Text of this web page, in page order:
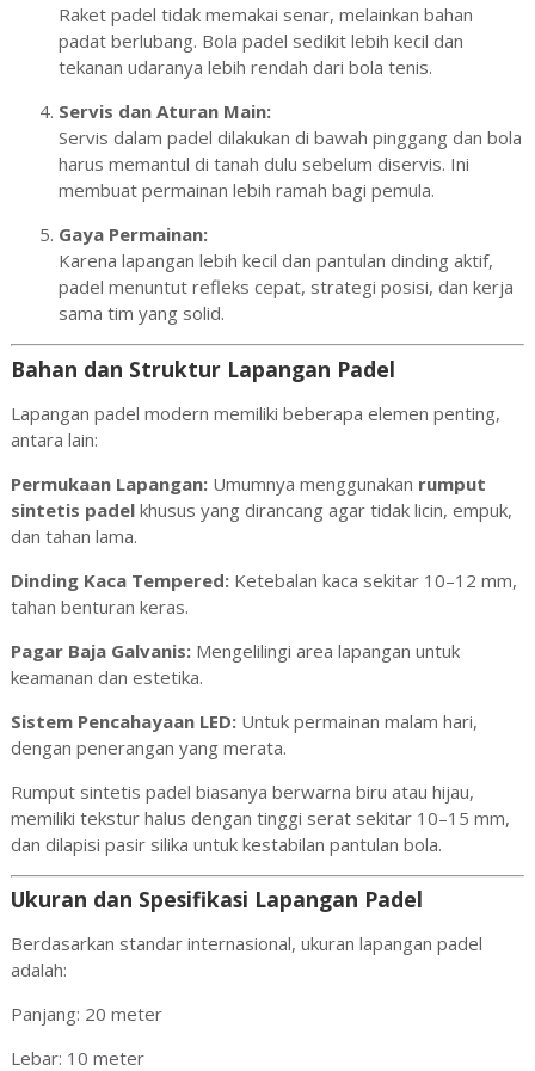
Raket padel tidak memakai senar, melainkan bahan
padat berlubang. Bola padel sedikit lebih kecil dan
tekanan udaranya lebih rendah dari bola tenis.
Servis dan Aturan Main:
Servis dalam padel dilakukan di bawah pinggang dan bola
harus memantul di tanah dulu sebelum diservis. Ini
membuat permainan lebih ramah bagi pemula.
Gaya Permainan:
Karena lapangan lebih kecil dan pantulan dinding aktif,
padel menuntut refleks cepat, strategi posisi, dan kerja
sama tim yang solid.
Bahan dan Struktur Lapangan Padel
Lapangan padel modern memiliki beberapa elemen penting,
antara lain:
Permukaan Lapangan:Umumnya menggunakan rumput
sintetis padelkhusus yang dirancang agar tidak licin, empuk,
dan tahan lama.
Dinding Kaca Tempered:Ketebalan kaca sekitar 10–12 mm,
tahan benturan keras.
Pagar Baja Galvanis:Mengelilingi area lapangan untuk
keamanan dan estetika.
Sistem Pencahayaan LED:Untuk permainan malam hari,
dengan penerangan yang merata.
Rumput sintetis padel biasanya berwarna biru atau hijau,
memiliki tekstur halus dengan tinggi serat sekitar 10–15 mm,
dan dilapisi pasir silika untuk kestabilan pantulan bola.
Ukuran dan Spesifikasi Lapangan Padel
Berdasarkan standar internasional, ukuran lapangan padel
adalah:
Panjang: 20 meter
Lebar: 10 meter